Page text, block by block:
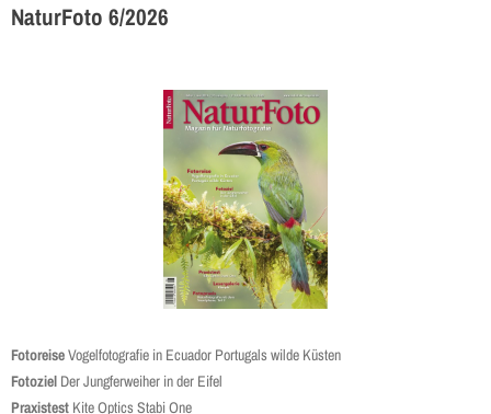
NaturFoto 6/2026
FotoreiseVogelfotografie in Ecuador Portugals wilde Küsten
Fotoziel Der Jungferweiher in der Eifel
Praxistest Kite Optics Stabi One